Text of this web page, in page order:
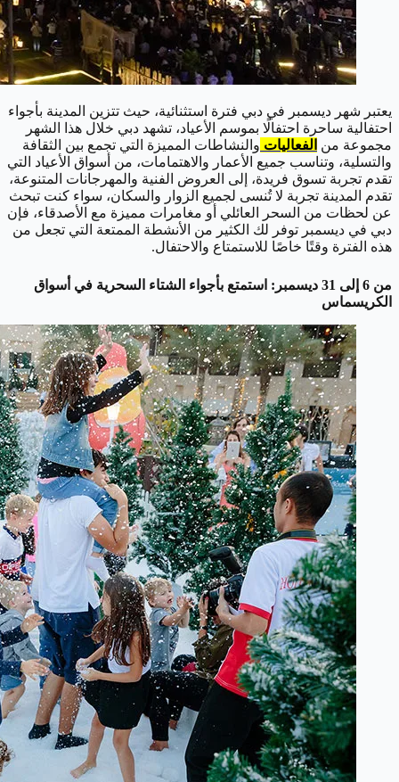
يعتبر شهر ديسمبر في دبي فترة استثنائية، حيث تتزين المدينة بأجواء
احتفالية ساحرة احتفالًا بموسم الأعياد، تشهد دبي خلال هذا الشهر
مجموعة من الفعاليات والنشاطات المميزة التي تجمع بين الثقافة
والتسلية، وتناسب جميع الأعمار والاهتمامات، من أسواق الأعياد التي
تقدم تجربة تسوق فريدة، إلى العروض الفنية والمهرجانات المتنوعة،
تقدم المدينة تجربة لا تُنسى لجميع الزوار والسكان، سواء كنت تبحث
عن لحظات من السحر العائلي أو مغامرات مميزة مع الأصدقاء، فإن
دبي في ديسمبر توفر لك الكثير من الأنشطة الممتعة التي تجعل من
هذه الفترة وقتًا خاصًا للاستمتاع والاحتفال.
من 6 إلى 31 ديسمبر: استمتع بأجواء الشتاء السحرية في أسواق
الكريسماس